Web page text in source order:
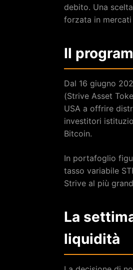
debito. Una
forzata in mercati
Il
Dal 16 giugno
(Strive Asset
USA a offrire
investitori
Bitcoin.
In portafoglio
tasso variabile
Strive al più
La
liquidità